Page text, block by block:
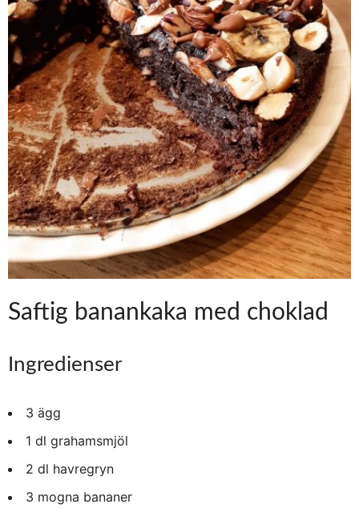
Saftig banankaka med choklad
Ingredienser
3 ägg
1 dl grahamsmjöl
2 dl havregryn
3 mogna bananer